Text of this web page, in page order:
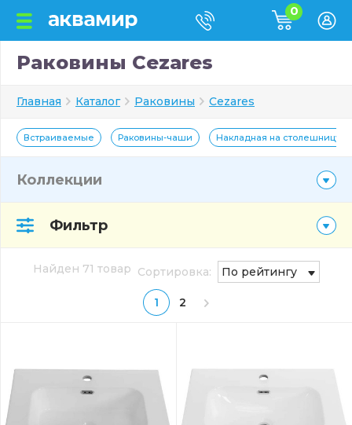
0
Раковины Cezares
Главная Каталог Раковины Cezares
Встраиваемые Раковины-чаши Накладная на столешницу
Коллекции
Фильтр
Найден 71 товар
1 2
Сортировка: По рейтингу